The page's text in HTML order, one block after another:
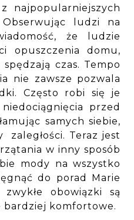
najpopularniejszych
ludzi na
że ludzie
opuszczenia domu,
czas. Tempo
nie zawsze pozwala
Często robi się je
przed
samych siebie,
Teraz jest
w inny sposób
mody na wszystko
do porad Marie
obowiązki są
bardziej komfortowe.